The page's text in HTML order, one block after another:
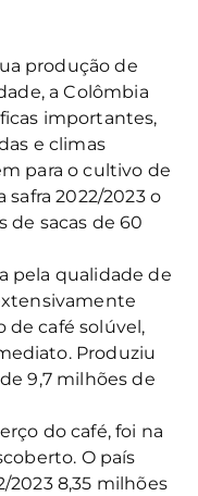
produção de
a Colômbia
importantes,
e climas
para o cultivo de
safra 2022/2023 o
de sacas de 60
pela qualidade de
de café solúvel,
Produziu
9,7 milhões de
do café, foi na
O país
2023 8,35 milhões